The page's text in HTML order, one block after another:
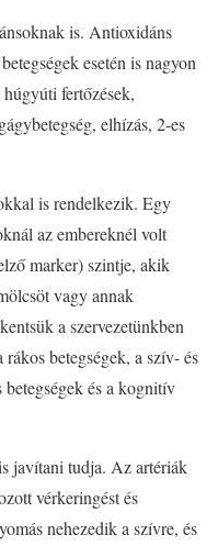
is. Antioxidáns
esetén is nagyon
fertőzések,
elhízás, 2-es
is rendelkezik. Egy
az embereknél volt
marker) szintje, akik
vagy annak
a szervezetünkben
betegségek, a szív- és
és a kognitív
javítani tudja. Az artériák
vérkeringést és
nehezedik a szívre, és